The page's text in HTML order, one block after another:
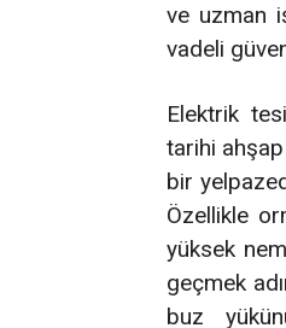
ve uzman
vadeli
Elektrik
tarihi
bir
Özellikle
yüksek
geçmek
buz